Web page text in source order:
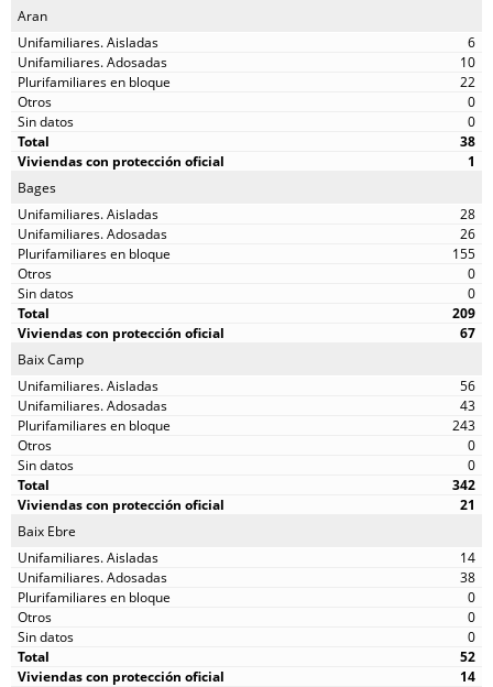
Aran
6
10
22
0
0
38
1
Bages
28
26
155
0
0
209
67
Baix Camp
56
43
243
0
0
342
21
Baix Ebre
14
38
0
0
0
52
14